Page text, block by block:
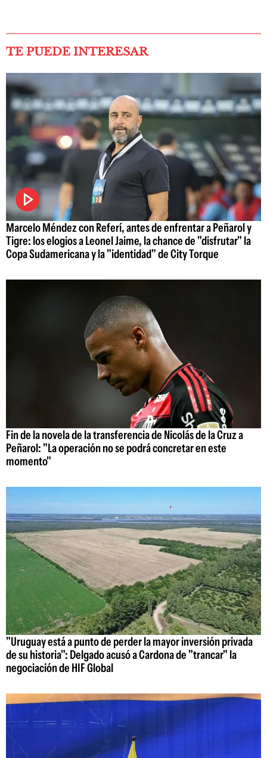
TE PUEDE INTERESAR
Marcelo Méndez con Referí, antes de enfrentar a Peñarol y
Tigre: los elogios a Leonel Jaime, la chance de "disfrutar" la
Copa Sudamericana y la "identidad" de City Torque
Fin de la novela de la transferencia de Nicolás de la Cruz a
Peñarol: "La operación no se podrá concretar en este
momento"
"Uruguay está a punto de perder la mayor inversión privada
de su historia": Delgado acusó a Cardona de "trancar" la
negociación de HIF Global